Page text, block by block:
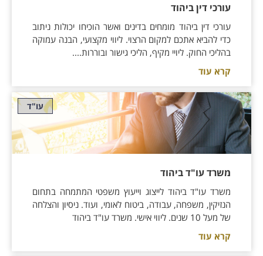
עורכי דין ביהוד
עורכי דין ביהוד מומחים בדינים ואשר הוכיחו יכולות ניתוב
כדי להביא אתכם למקום הרצוי. ליווי מקצועי, הבנה עמוקה
בהליכי החוק. ליויי מקיף, הליכי גישור ובוררות....
קרא עוד
עו"ד
משרד עו"ד ביהוד
משרד עו"ד ביהוד לייצוג וייעוץ משפטי המתמחה בתחום
הנזיקין, משפחה, עבודה, ביטוח לאומי, ועוד. ניסיון והצלחה
של מעל 10 שנים. ליווי אישי. משרד עו"ד ביהוד
קרא עוד